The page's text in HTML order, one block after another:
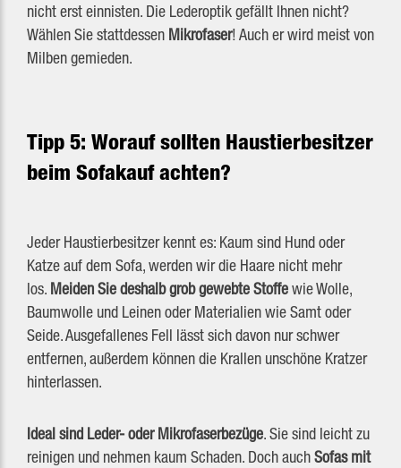
nicht erst einnisten. Die Lederoptik gefällt Ihnen nicht?
Wählen Sie stattdessen Mikrofaser! Auch er wird meist von
Milben gemieden.
Tipp 5: Worauf sollten Haustierbesitzer
beim Sofakauf achten?
Jeder Haustierbesitzer kennt es: Kaum sind Hund oder
Katze auf dem Sofa, werden wir die Haare nicht mehr
los. Meiden Sie deshalb grob gewebte Stoffewie Wolle,
Baumwolle und Leinen oder Materialien wie Samt oder
Seide. Ausgefallenes Fell lässt sich davon nur schwer
entfernen, außerdem können die Krallen unschöne Kratzer
hinterlassen.
Ideal sind Leder- oder Mikrofaserbezüge. Sie sind leicht zu
reinigen und nehmen kaum Schaden. Doch auchSofas mit